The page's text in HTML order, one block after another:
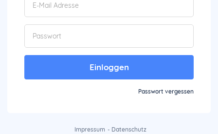
Einloggen
Passwort vergessen
Impressum - Datenschutz